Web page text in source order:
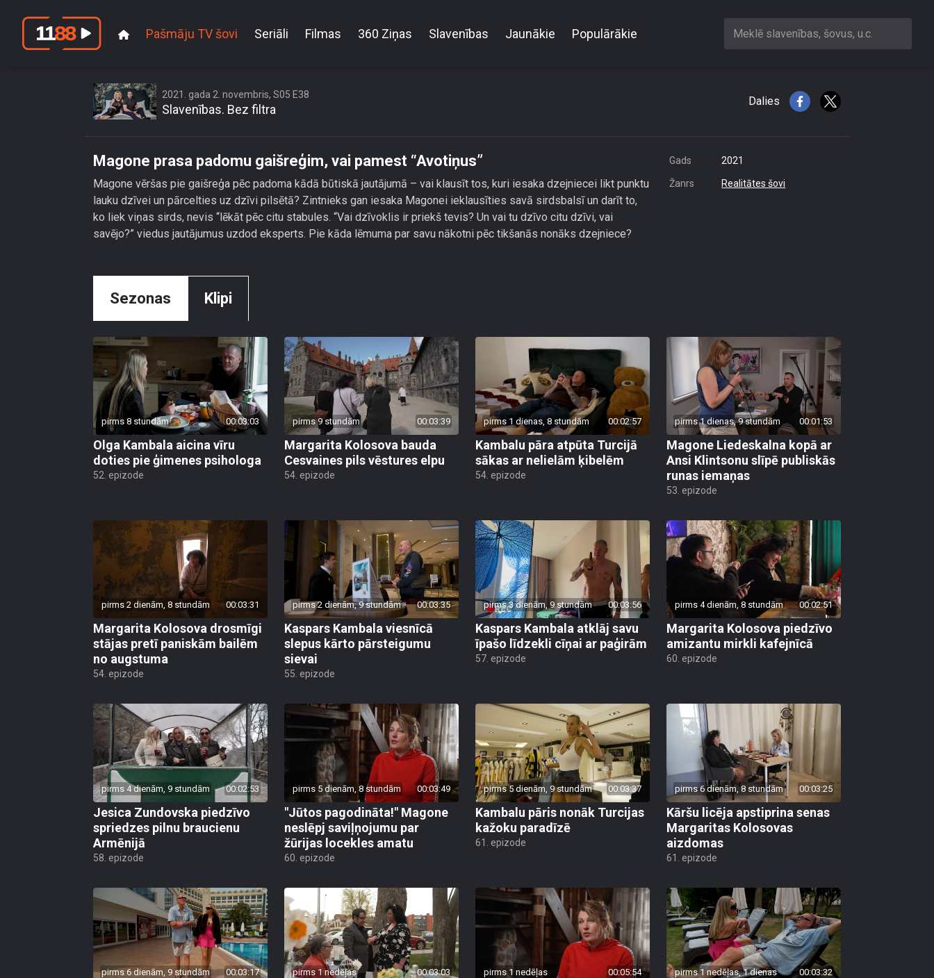
Pašmāju TV šovi Seriāli Filmas 360 Ziņas Slavenības Jaunākie Populārākie Meklē slavenības, šovus, u.c.
2021. gada 2. novembris, S05 E38
Slavenības. Bez filtra
Dalies
Magone prasa padomu gaišreģim, vai pamest “Avotiņus”
Magone vēršas pie gaišreģa pēc padoma kādā būtiskā jautājumā – vai klausīt tos, kuri iesaka dzejniecei likt punktu
lauku dzīvei un pārcelties uz dzīvi pilsētā? Zintnieks gan iesaka Magonei ieklausīties savā sirdsbalsī un darīt to,
ko liek viņas sirds, nevis “lēkāt pēc citu stabules. “Vai dzīvoklis ir priekš tevis? Un vai tu dzīvo citu dzīvi, vai
savējo?” viedus jautājumus uzdod eksperts. Pie kāda lēmuma par savu nākotni pēc tikšanās nonāks dzejniece?
Gads 2021
Žanrs Realitātes šovi
Sezonas Klipi
pirms 8 stundām 00:03:03
Olga Kambala aicina vīru
doties pie ģimenes psihologa
52. epizode
pirms 9 stundām 00:03:39
Margarita Kolosova bauda
Cesvaines pils vēstures elpu
54. epizode
pirms 1 dienas, 8 stundām 00:02:57
Kambalu pāra atpūta Turcijā
sākas ar nelielām ķibelēm
54. epizode
pirms 1 dienas, 9 stundām 00:01:53
Magone Liedeskalna kopā ar
Ansi Klintsonu slīpē publiskās
runas iemaņas
53. epizode
pirms 2 dienām, 8 stundām 00:03:31
Margarita Kolosova drosmīgi
stājas pretī paniskām bailēm
no augstuma
54. epizode
pirms 2 dienām, 9 stundām 00:03:35
Kaspars Kambala viesnīcā
slepus kārto pārsteigumu
sievai
55. epizode
pirms 3 dienām, 9 stundām 00:03:56
Kaspars Kambala atklāj savu
īpašo līdzekli cīņai ar paģirām
57. epizode
pirms 4 dienām, 8 stundām 00:02:51
Margarita Kolosova piedzīvo
amizantu mirkli kafejnīcā
60. epizode
pirms 4 dienām, 9 stundām 00:02:53
Jesica Zundovska piedzīvo
spriedzes pilnu braucienu
Armēnijā
58. epizode
pirms 5 dienām, 8 stundām 00:03:49
"Jūtos pagodināta!" Magone
neslēpj saviļņojumu par
žūrijas locekles amatu
60. epizode
pirms 5 dienām, 9 stundām 00:03:37
Kambalu pāris nonāk Turcijas
kažoku paradīzē
61. epizode
pirms 6 dienām, 8 stundām 00:03:25
Kāršu licēja apstiprina senas
Margaritas Kolosovas
aizdomas
61. epizode
pirms 6 dienām, 9 stundām 00:03:17 pirms 1 nedēļas 00:03:03 pirms 1 nedēļas 00:05:54 pirms 1 nedēļas, 1 dienas 00:03:32